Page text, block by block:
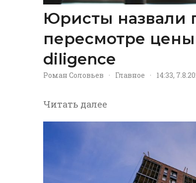
Юристы назвали
пересмотре
diligence
Роман Соловьев · Главное · 14:33,
Читать далее